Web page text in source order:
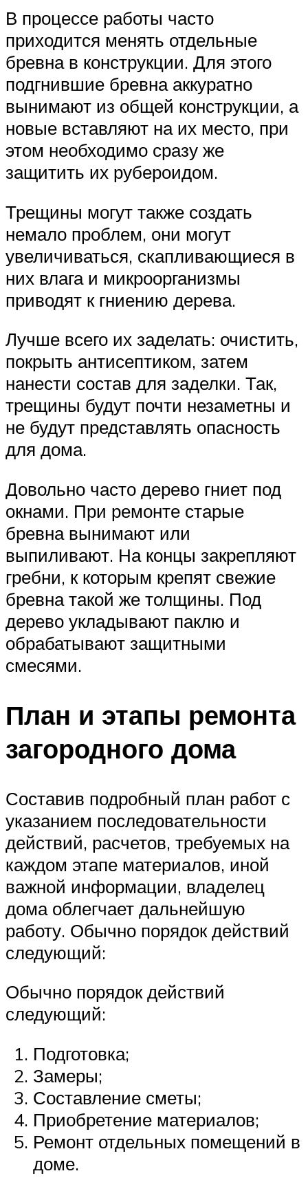
В процессе работы часто
приходится менять отдельные
бревна в конструкции. Для этого
подгнившие бревна аккуратно
вынимают из общей конструкции, а
новые вставляют на их место, при
этом необходимо сразу же
защитить их рубероидом.
Трещины могут также создать
немало проблем, они могут
увеличиваться, скапливающиеся в
них влага и микроорганизмы
приводят к гниению дерева.
Лучше всего их заделать: очистить,
покрыть антисептиком, затем
нанести состав для заделки. Так,
трещины будут почти незаметны и
не будут представлять опасность
для дома.
Довольно часто дерево гниет под
окнами. При ремонте старые
бревна вынимают или
выпиливают. На концы закрепляют
гребни, к которым крепят свежие
бревна такой же толщины. Под
дерево укладывают паклю и
обрабатывают защитными
смесями.
План и этапы ремонта
загородного дома
Составив подробный план работ с
указанием последовательности
действий, расчетов, требуемых на
каждом этапе материалов, иной
важной информации, владелец
дома облегчает дальнейшую
работу. Обычно порядок действий
следующий:
Обычно порядок действий
следующий:
Подготовка;
Замеры;
Составление сметы;
Приобретение материалов;
Ремонт отдельных помещений в
доме.